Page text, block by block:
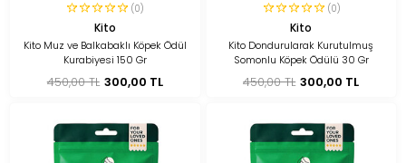
(0)
Kito
Kito Muz ve Balkabaklı Köpek Ödül
Kurabiyesi 150 Gr
450,00 TL 300,00 TL
(0)
Kito
Kito Dondurularak Kurutulmuş
Somonlu Köpek Ödülü 30 Gr
450,00 TL 300,00 TL